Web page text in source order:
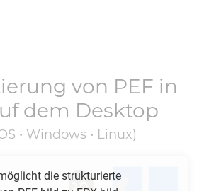
von PEF in
dem Desktop
• Windows • Linux)
die strukturierte